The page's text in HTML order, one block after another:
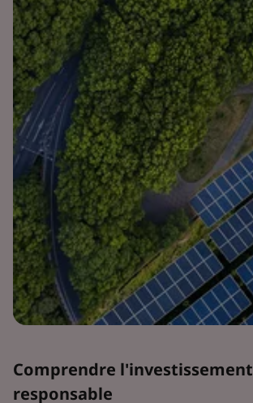
Comprendre l'investissement
responsable